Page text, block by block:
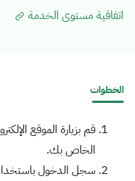
اتفاقية مستوى الخدمة
الخطوات
قم بزيارة الموقع
الخاص بك.
سجل الدخول